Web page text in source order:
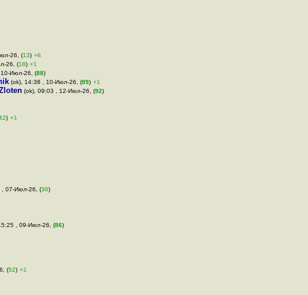
26, (13) +6
26, (18) +1
Июл-26, (88)
(ok), 14:38 , 10-Июл-26, (89) +1
(ok), 09:03 , 12-Июл-26, (92)
) +1
, 07-Июл-26, (36)
, 09-Июл-26, (86)
(52) +1